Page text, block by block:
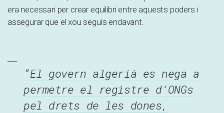
era necessari per crear equilibri entre aquests poders i
assegurar que el xou seguís endavant.
“El govern algerià es nega a
permetre el registre d’ONGs
pel drets de les dones,